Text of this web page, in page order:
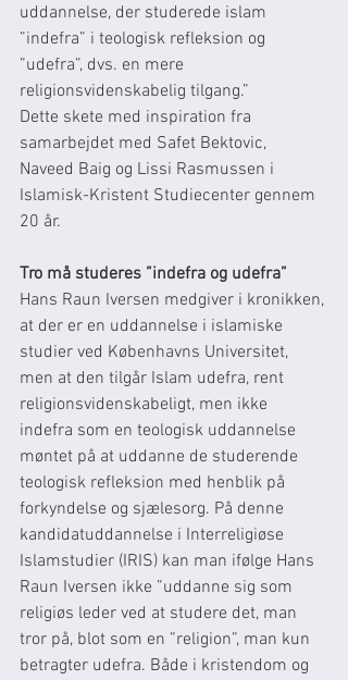
uddannelse, der studerede islam
”indefra” i teologisk refleksion og
”udefra”, dvs. en mere
religionsvidenskabelig tilgang.”
Dette skete med inspiration fra
samarbejdet med Safet Bektovic,
Naveed Baig og Lissi Rasmussen i
Islamisk-Kristent Studiecenter gennem
20 år.
Tro må studeres ”indefra og udefra”
Hans Raun Iversen medgiver i kronikken,
at der er en uddannelse i islamiske
studier ved Københavns Universitet,
men at den tilgår Islam udefra, rent
religionsvidenskabeligt, men ikke
indefra som en teologisk uddannelse
møntet på at uddanne de studerende
teologisk refleksion med henblik på
forkyndelse og sjælesorg. På denne
kandidatuddannelse i Interreligiøse
Islamstudier (IRIS) kan man ifølge Hans
Raun Iversen ikke ”uddanne sig som
religiøs leder ved at studere det, man
tror på, blot som en ”religion”, man kun
betragter udefra. Både i kristendom og